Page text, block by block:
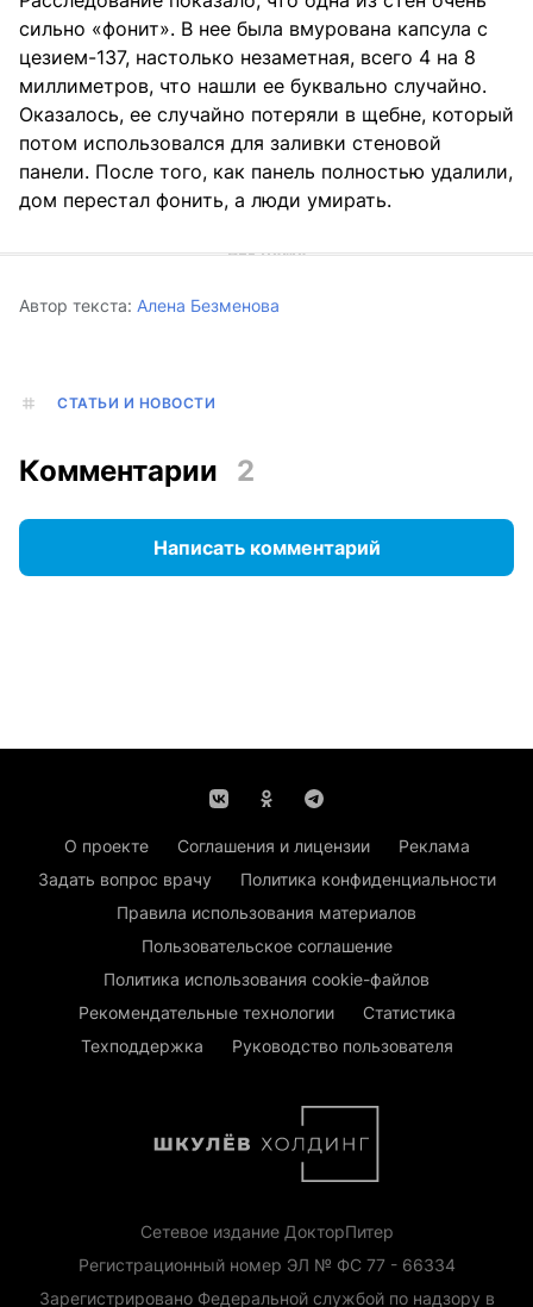
сильно «фонит». В нее была вмурована капсула с
цезием-137, настолько незаметная, всего 4 на 8
миллиметров, что нашли ее буквально случайно.
Оказалось, ее случайно потеряли в щебне, который
потом использовался для заливки стеновой
панели. После того, как панель полностью удалили,
дом перестал фонить, а люди умирать.
Автор текста: Алена Безменова
СТАТЬИ И НОВОСТИ
Комментарии 2
Написать комментарий
О проекте Соглашения и лицензии
Реклама
Задать вопрос врачу
Политика конфиденциальности
Правила использования материалов
Пользовательское соглашение
Политика использования cookie-файлов
Рекомендательные технологии
Статистика
Техподдержка
Руководство пользователя
Сетевое издание ДокторПитер
Регистрационный номер ЭЛ № ФС 77 - 66334
Зарегистрировано Федеральной службой по надзору в